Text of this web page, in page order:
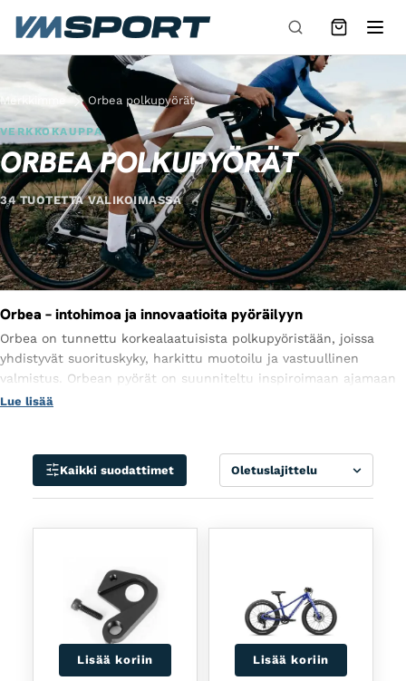
Siirry sisältöön
Merkkimme Orbea polkupyörät
VERKKOKAUPPA
ORBEA POLKUPYÖRÄT
34 TUOTETTA VALIKOIMASSA
Orbea – intohimoa ja innovaatioita pyöräilyyn
Orbea on tunnettu korkealaatuisista polkupyöristään, joissa
yhdistyvät suorituskyky, harkittu muotoilu ja vastuullinen
valmistus. Orbean pyörät on suunniteltu inspiroimaan ajamaan
enemmän ja nauttimaan pyöräilystä kaikissa olosuhteissa.
käyttötarkoituksiin.
Lue lisää
Kaikki suodattimet
Lajittele
Lisää koriin Lisää koriin